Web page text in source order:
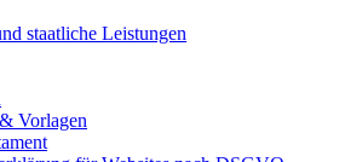
staatliche Leistungen
Vorlagen